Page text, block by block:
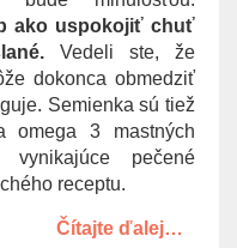
ako uspokojiť chuť
Vedeli ste, že
dokonca obmedziť
Semienka sú tiež
omega 3 mastných
pečené
receptu.
Čítajte ďalej…